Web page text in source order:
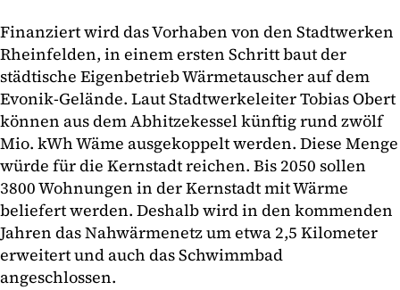
Finanziert wird das Vorhaben von den Stadtwerken
Rheinfelden, in einem ersten Schritt baut der
städtische Eigenbetrieb Wärmetauscher auf dem
Evonik-Gelände. Laut Stadtwerkeleiter Tobias Obert
können aus dem Abhitzekessel künftig rund zwölf
Mio. kWh Wäme ausgekoppelt werden. Diese Menge
würde für die Kernstadt reichen. Bis 2050 sollen
3800 Wohnungen in der Kernstadt mit Wärme
beliefert werden. Deshalb wird in den kommenden
Jahren das Nahwärmenetz um etwa 2,5 Kilometer
erweitert und auch das Schwimmbad
angeschlossen.